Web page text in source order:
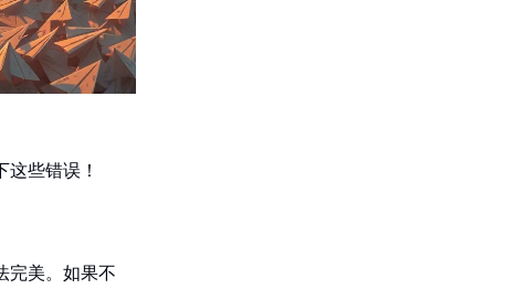
些错误！
完美。如果不